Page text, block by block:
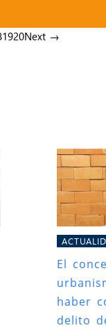
1920Next →
El
haber
delito